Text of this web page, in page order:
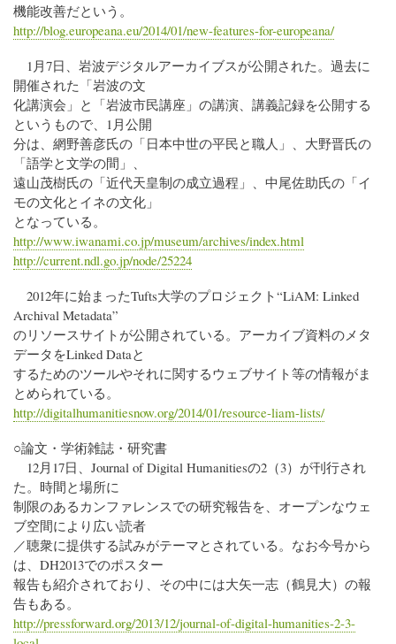
機能改善だという。
http://blog.europeana.eu/2014/01/new-features-for-europeana/
1月7日、岩波デジタルアーカイブスが公開された。過去に
開催された「岩波の文
化講演会」と「岩波市民講座」の講演、講義記録を公開する
というもので、1月公開
分は、網野善彦氏の「日本中世の平民と職人」、大野晋氏の
「語学と文学の間」、
遠山茂樹氏の「近代天皇制の成立過程」、中尾佐助氏の「イ
モの文化とイネの文化」
となっている。
http://www.iwanami.co.jp/museum/archives/index.html
http://current.ndl.go.jp/node/25224
2012年に始まったTufts大学のプロジェクト“LiAM: Linked
Archival Metadata”
のリソースサイトが公開されている。アーカイブ資料のメタ
データをLinked Dataと
するためのツールやそれに関するウェブサイト等の情報がま
とめられている。
http://digitalhumanitiesnow.org/2014/01/resource-liam-lists/
○論文・学術雑誌・研究書
12月17日、Journal of Digital Humanitiesの2（3）が刊行され
た。時間と場所に
制限のあるカンファレンスでの研究報告を、オープンなウェ
ブ空間により広い読者
／聴衆に提供する試みがテーマとされている。なお今号から
は、DH2013でのポスター
報告も紹介されており、その中には大矢一志（鶴見大）の報
告もある。
http://pressforward.org/2013/12/journal-of-digital-humanities-2-3-